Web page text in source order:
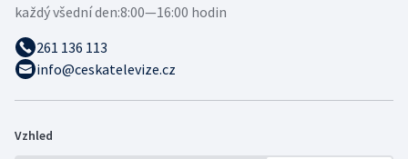
každý všední den:8:00—16:00 hodin
261 136 113
info@ceskatelevize.cz
Vzhled